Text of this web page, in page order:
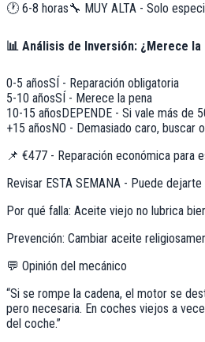
🕐 6-8 horas🔧 MUY ALTA - Solo
📊 Análisis de Inversión: ¿Merece la
0-5 añosSÍ - Reparación obligatoria
5-10 añosSÍ - Merece la pena
10-15 añosDEPENDE - Si vale más de
+15 añosNO - Demasiado caro, buscar
📌 €477 - Reparación económica para
Revisar ESTA SEMANA - Puede
Por qué falla: Aceite viejo no lubrica
Prevención: Cambiar aceite
💬 Opinión del mecánico
“Si se rompe la cadena, el motor se
pero necesaria. En coches viejos a
del coche.”